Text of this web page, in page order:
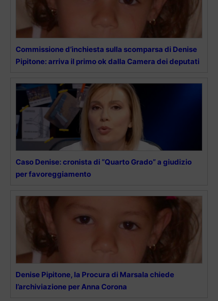
Commissione d’inchiesta sulla scomparsa di Denise
Pipitone: arriva il primo ok dalla Camera dei deputati
Caso Denise: cronista di “Quarto Grado” a giudizio
per favoreggiamento
Denise Pipitone, la Procura di Marsala chiede
l’archiviazione per Anna Corona